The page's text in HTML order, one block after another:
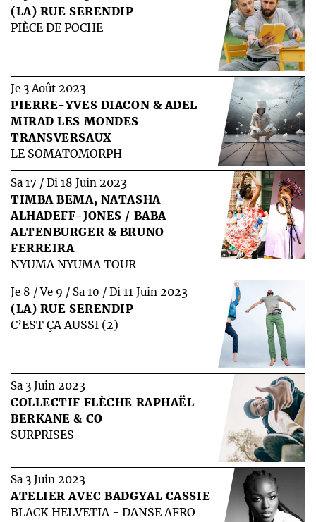
(LA) RUE SERENDIP
PIÈCE DE POCHE
Je 3 Août 2023
PIERRE-YVES DIACON & ADEL
MIRAD LES MONDES
TRANSVERSAUX
LE SOMATOMORPH
Sa 17 / Di 18 Juin 2023
TIMBA BEMA, NATASHA
ALHADEFF-JONES / BABA
ALTENBURGER & BRUNO
FERREIRA
NYUMA NYUMA TOUR
Je 8 / Ve 9 / Sa 10 / Di 11 Juin 2023
(LA) RUE SERENDIP
C’EST ÇA AUSSI (2)
Sa 3 Juin 2023
COLLECTIF FLÈCHE RAPHAËL
BERKANE & CO
SURPRISES
Sa 3 Juin 2023
ATELIER AVEC BADGYAL CASSIE
BLACK HELVETIA - DANSE AFRO